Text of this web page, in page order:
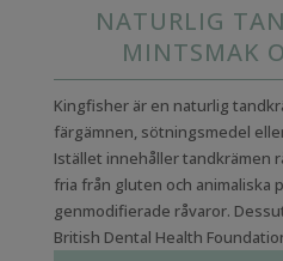
NATURLIG
MINTSMAK
Kingfisher är en naturlig
färgämnen, sötningsmedel
Istället innehåller tandkrämen
fria från gluten och animaliska
genmodifierade råvaror.
British Dental Health